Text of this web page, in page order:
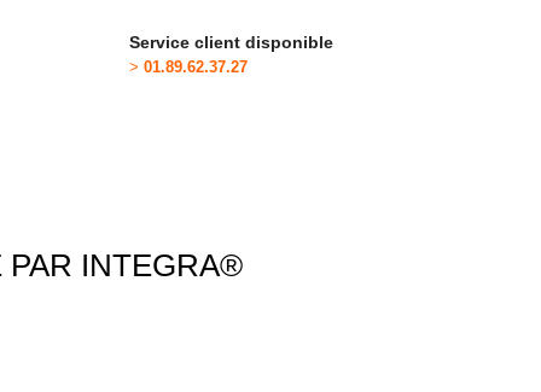
Service client disponible
>01.89.62.37.27
PAR INTEGRA®